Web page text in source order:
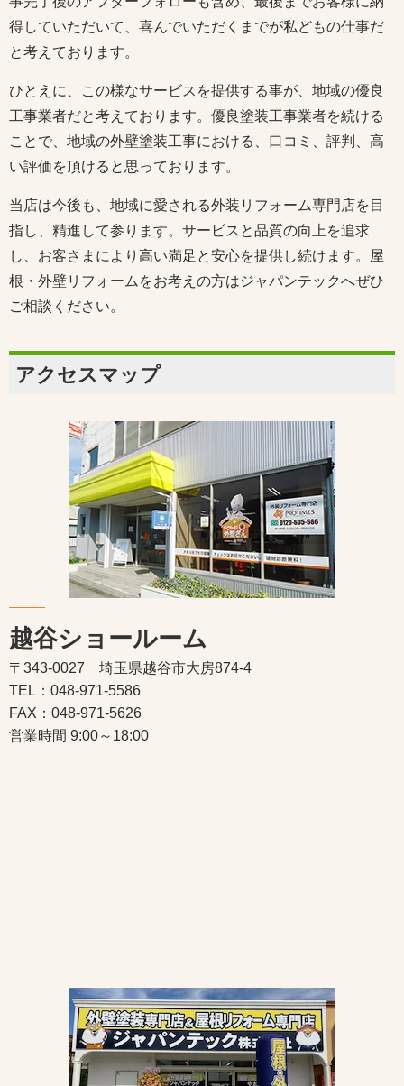
得していただいて、喜んでいただくまでが私どもの仕事だ
と考えております。
ひとえに、この様なサービスを提供する事が、地域の優良
工事業者だと考えております。優良塗装工事業者を続ける
ことで、地域の外壁塗装工事における、口コミ、評判、高
い評価を頂けると思っております。
当店は今後も、地域に愛される外装リフォーム専門店を目
指し、精進して参ります。サービスと品質の向上を追求
し、お客さまにより高い満足と安心を提供し続けます。屋
根・外壁リフォームをお考えの方はジャパンテックへぜひ
ご相談ください。
アクセスマップ
越谷ショールーム
〒343-0027 埼玉県越谷市大房874-4
TEL：048-971-5586
FAX：048-971-5626
営業時間 9:00～18:00